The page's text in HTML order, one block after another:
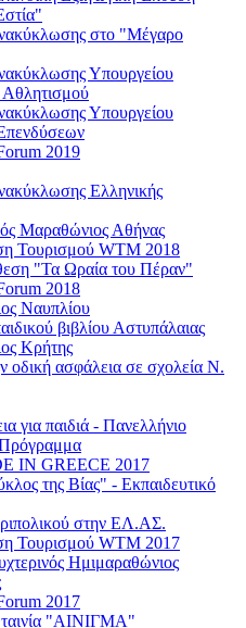
στο "Μέγαρο
Υπουργείου
Υπουργείου
2019
Ελληνικής
Μαραθώνιος Αθήνας
Τουρισμού WTM 2018
"Τα Ωραία του Πέραν"
2018
Ναυπλίου
βιβλίου Αστυπάλαιας
Κρήτης
οδική ασφάλεια σε σχολεία Ν.
για παιδιά - Πανελλήνιο
Πρόγραμμα
IN GREECE 2017
της Βίας" - Εκπαιδευτικό
στην ΕΛ.ΑΣ.
Τουρισμού WTM 2017
Ημιμαραθώνιος
2017
"ΑΙΝΙΓΜΑ"